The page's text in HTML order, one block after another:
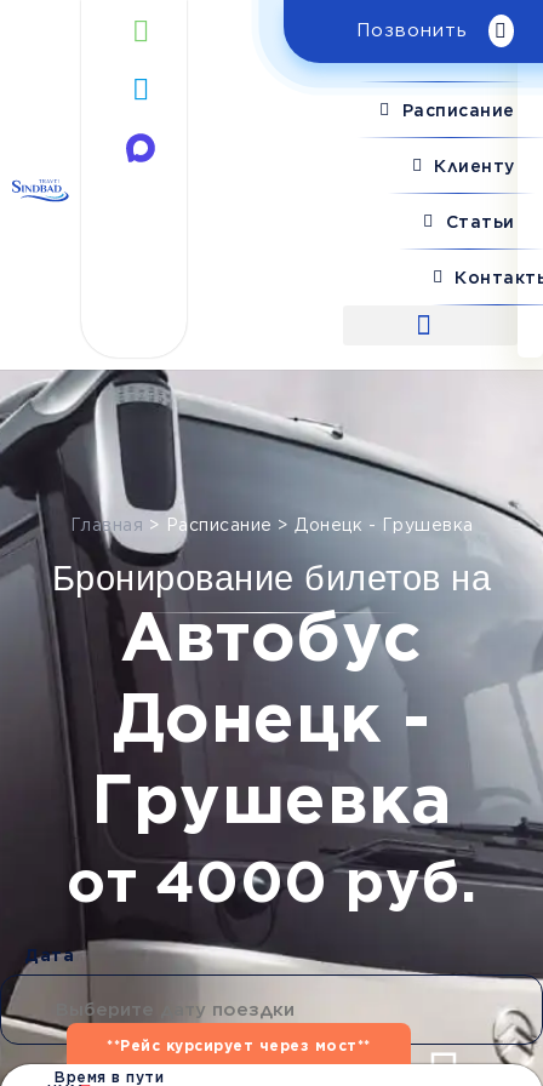
Позвонить
Расписание
Клиенту
Статьи
Главная > Расписание > Донецк - Грушевка
Бронирование билетов на
Автобус
Донецк -
Грушевка
от 4000 руб.
Дата
**Рейс курсирует через мост**
Время в пути